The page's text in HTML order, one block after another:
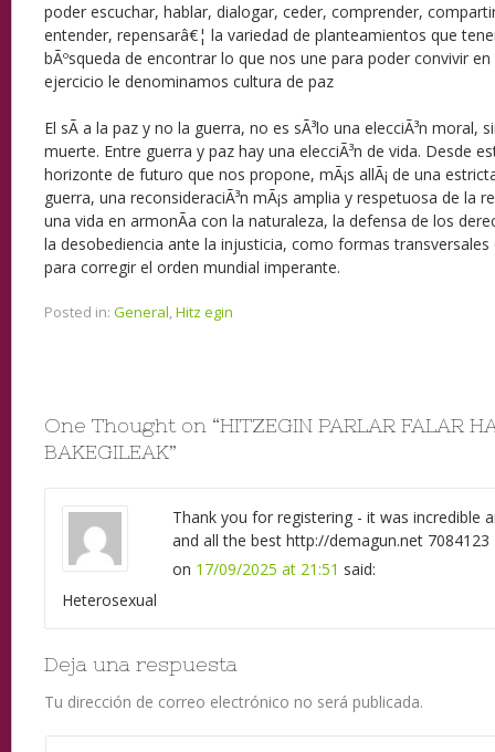
poder escuchar, hablar, dialogar, ceder, comprender,
entender, repensarâ€¦ la variedad de planteamientos que
bÃºsqueda de encontrar lo que nos une para poder convivir
ejercicio le denominamos cultura de paz
El sÃ­ a la paz y no la guerra, no es sÃ³lo una elecciÃ³n moral,
muerte. Entre guerra y paz hay una elecciÃ³n de vida. Desde
horizonte de futuro que nos propone, mÃ¡s allÃ¡ de una
guerra, una reconsideraciÃ³n mÃ¡s amplia y respetuosa de la
una vida en armonÃ­a con la naturaleza, la defensa de los
la desobediencia ante la injusticia, como formas transversales
para corregir el orden mundial imperante.
Posted in: General,Hitz egin
One Thought on “HITZEGIN PARLAR FALAR
BAKEGILEAK”
Thank you for registering - it was incredible
and all the best http://demagun.net 7084123
on 17/09/2025 at 21:51 said:
Heterosexual
Deja una respuesta
Tu dirección de correo electrónico no será publicada.